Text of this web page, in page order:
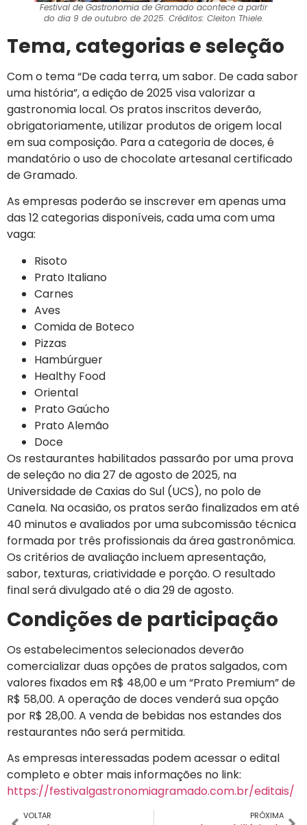
Festival de Gastronomia de Gramado acontece a partir
do dia 9 de outubro de 2025. Créditos: Cleiton Thiele.
Tema, categorias e seleção
Com o tema “De cada terra, um sabor. De cada sabor
uma história”, a edição de 2025 visa valorizar a
gastronomia local. Os pratos inscritos deverão,
obrigatoriamente, utilizar produtos de origem local
em sua composição. Para a categoria de doces, é
mandatório o uso de chocolate artesanal certificado
de Gramado.
As empresas poderão se inscrever em apenas uma
das 12 categorias disponíveis, cada uma com uma
vaga:
Risoto
Prato Italiano
Carnes
Aves
Comida de Boteco
Pizzas
Hambúrguer
Healthy Food
Oriental
Prato Gaúcho
Prato Alemão
Doce
Os restaurantes habilitados passarão por uma prova
de seleção no dia 27 de agosto de 2025, na
Universidade de Caxias do Sul (UCS), no polo de
Canela. Na ocasião, os pratos serão finalizados em até
40 minutos e avaliados por uma subcomissão técnica
formada por três profissionais da área gastronômica.
Os critérios de avaliação incluem apresentação,
sabor, texturas, criatividade e porção. O resultado
final será divulgado até o dia 29 de agosto.
Condições de participação
Os estabelecimentos selecionados deverão
comercializar duas opções de pratos salgados, com
valores fixados em R$ 48,00 e um “Prato Premium” de
R$ 58,00. A operação de doces venderá sua opção
por R$ 28,00. A venda de bebidas nos estandes dos
restaurantes não será permitida.
As empresas interessadas podem acessar o edital
completo e obter mais informações no link:
https://festivalgastronomiagramado.com.br/editais/
VOLTAR PRÓXIMA